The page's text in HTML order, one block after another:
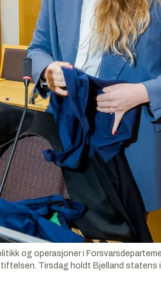
og operasjoner i
Tirsdag holdt Bjelland